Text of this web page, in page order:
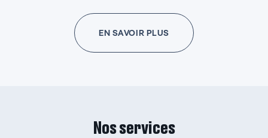
EN SAVOIR PLUS
Nos services